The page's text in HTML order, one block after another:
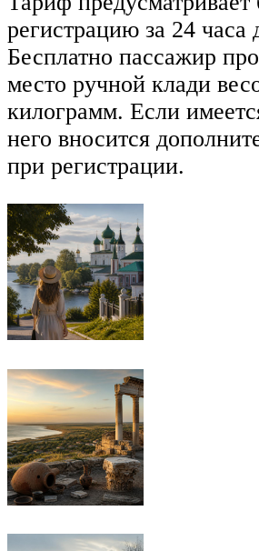
регистрацию за 24 часа
Бесплатно пассажир
место ручной клади
килограмм. Если
него вносится
при регистрации.